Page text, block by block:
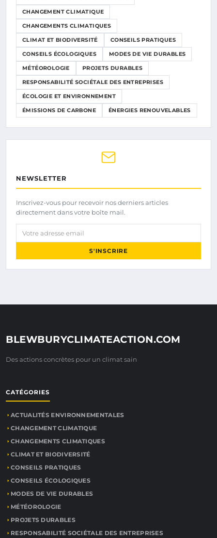
CHANGEMENT CLIMATIQUE
CHANGEMENTS CLIMATIQUES
CLIMAT ET BIODIVERSITÉ CONSEILS PRATIQUES
CONSEILS ÉCOLOGIQUES MODES DE VIE DURABLES
MÉTÉOROLOGIE PROJETS DURABLES
RESPONSABILITÉ SOCIÉTALE DES ENTREPRISES
ÉCOLOGIE ET ENVIRONNEMENT
ÉMISSIONS DE CARBONE ÉNERGIES RENOUVELABLES
NEWSLETTER
Inscrivez-vous pour recevoir nos derniers articles
directement dans votre boîte mail.
Votre adresse email
S'INSCRIRE
BLEWBURYCLIMATEACTION.COM
Des actions concrètes pour un climat sain
CATÉGORIES
ACTUALITÉS ENVIRONNEMENTALES
CHANGEMENT CLIMATIQUE
CHANGEMENTS CLIMATIQUES
CLIMAT ET BIODIVERSITÉ
CONSEILS PRATIQUES
CONSEILS ÉCOLOGIQUES
MODES DE VIE DURABLES
MÉTÉOROLOGIE
PROJETS DURABLES
RESPONSABILITÉ SOCIÉTALE DES ENTREPRISES